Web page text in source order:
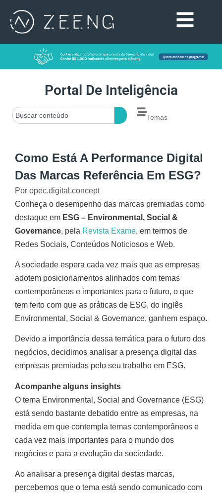
Portal De Inteligência
Temas
Como Está A Performance Digital
Das Marcas Referência Em ESG?
Por opec.digital.concept
Conheça o desempenho das marcas premiadas como
destaque em ESG – Environmental, Social &
Governance, pela Revista Exame, em termos de
Redes Sociais, Conteúdos Noticiosos e Web.
A sociedade espera cada vez mais que as empresas
adotem posicionamentos alinhados com temas
contemporâneos e importantes para o futuro, o que
tem feito com que as práticas de ESG, do inglês
Environmental, Social & Governance, ganhem espaço.
Devido a importância dessa temática para o futuro dos
negócios, decidimos analisar a presença digital das
empresas premiadas pelo seu trabalho em ESG.
Acompanhe alguns insights
O tema Environmental, Social and Governance (ESG)
está sendo bastante debatido entre as empresas, na
medida em que contempla temas contemporâneos e
cada vez mais importantes para o mundo dos
negócios e para a evolução da sociedade.
Ao analisar a presença digital destas marcas,
percebemos que o tema está sendo comunicado com